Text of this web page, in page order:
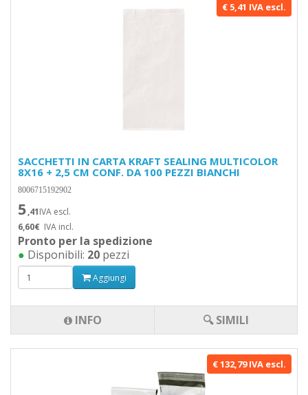
€ 5,41 IVA escl.
SACCHETTI IN CARTA KRAFT SEALING MULTICOLOR
8X16 + 2,5 CM CONF. DA 100 PEZZI BIANCHI
8006715192902
5,41IVA escl.
6,60€ IVA incl.
Pronto per la spedizione
● Disponibili: 20 pezzi
Aggiungi
INFO 🔍 SIMILI
€ 132,79 IVA escl.